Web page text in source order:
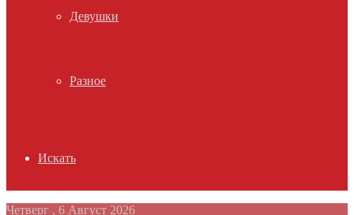
Девушки
Разное
Искать
Четверг , 6 Август 2026